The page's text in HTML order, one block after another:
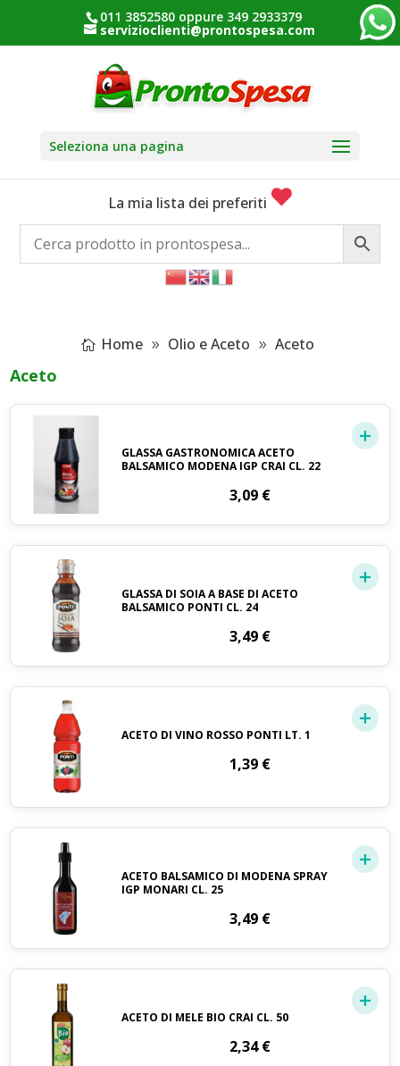
011 3852580 oppure 349 2933379
servizioclienti@prontospesa.com
Seleziona una pagina
La mia lista dei preferiti
Home Olio e Aceto Aceto
Aceto
GLASSA GASTRONOMICA ACETO
BALSAMICO MODENA IGP CRAI CL. 22
3,09 €
GLASSA DI SOIA A BASE DI ACETO
BALSAMICO PONTI CL. 24
3,49 €
ACETO DI VINO ROSSO PONTI LT. 1
1,39 €
ACETO BALSAMICO DI MODENA SPRAY
IGP MONARI CL. 25
3,49 €
ACETO DI MELE BIO CRAI CL. 50
2,34€